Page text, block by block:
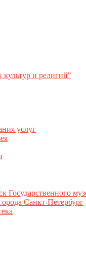
услуг
Государственного
Санкт-Петербург